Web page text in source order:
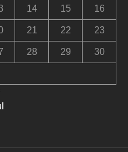
14 15 16
21 22 23
28 29 30